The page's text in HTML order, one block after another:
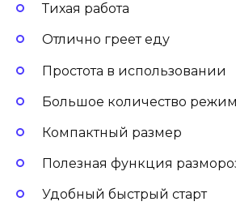
Тихая работа
Отлично греет еду
Простота в использовании
Большое количество
Компактный размер
Полезная функция
Удобный быстрый старт